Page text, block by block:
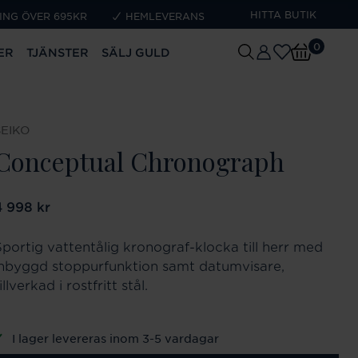
ÖVER 695KR HEMLEVERANS HITTA BUTIK
TJÄNSTER SÄLJ GULD 0
Chronograph
:4 998 kr
998 kr
vattentålig kronograf-klocka till herr med
stoppurfunktion samt datumvisare,
i rostfritt stål.
I lager levereras inom 3-5 vardagar